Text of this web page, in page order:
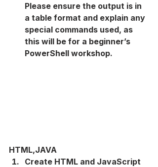
Please ensure the output is in
a table format and explain any
special commands used, as
this will be for a beginner’s
PowerShell workshop.
HTML,JAVA
Create HTML and JavaScript